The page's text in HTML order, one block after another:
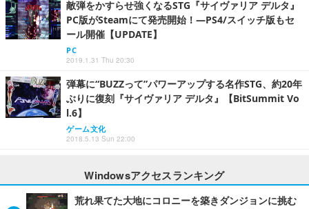
敵弾をかすらせ強くなるSTG『サイヴァリア デルタ』
PC版がSteamにて発売開始！―PS4/スイッチ版もセ
ール開催【UPDATE】
PC
2019.1.31 Thu 20:30
弾幕に“BUZZって”パワーアップする名作STG、約20年
ぶりに復刻『サイヴァリア デルタ』【BitSummit Vo
l.6】
ゲーム文化
2018.5.13 Sun 22:00
Windowsアクセスランキング
荒れ果てた大地にコロニーを築きダンジョンに挑む